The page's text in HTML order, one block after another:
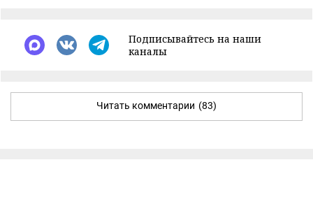
Подписывайтесь на наши
каналы
Читать комментарии (83)